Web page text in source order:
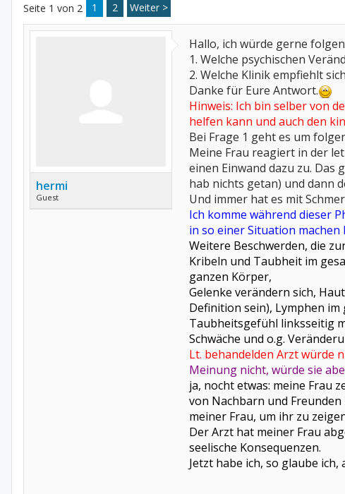
Seite 1 von 2 1 2 Weiter >
hermi
Guest
Hallo, ich würde gerne
1. Welche psychischen
2. Welche Klinik empfiehlt
Danke für Eure Antwort.
Hinweis: Ich bin selber von
helfen kann und auch den
Bei Frage 1 geht es um
Meine Frau reagiert in der
einen Einwand dazu zu. Das
hab nichts getan) und dann
Und immer hat es mit
Ich komme während dieser
in so einer Situation machen
Weitere Beschwerden, die
Kribeln und Taubheit im
ganzen Körper,
Gelenke verändern sich,
Definition sein), Lymphen
Taubheitsgefühl linksseitig
Schwäche und o.g.
Lt. behandelden Arzt würde
Meinung nicht, würde sie
ja, nocht etwas: meine Frau
von Nachbarn und
meiner Frau, um ihr zu
Der Arzt hat meiner Frau
seelische Konsequenzen.
Jetzt habe ich, so glaube ich,